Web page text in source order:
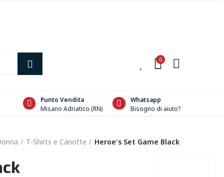
0
Punto Vendita
Misano Adriatico (RN)
Whatsapp
Bisogno di aiuto?
T-Shirts e Canotte Heroe's Set Game Black